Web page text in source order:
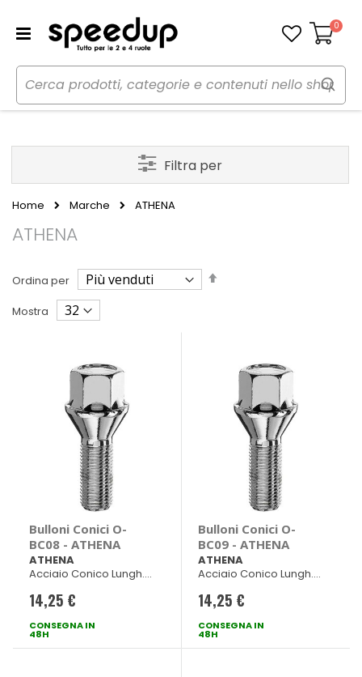
Carrello
0
Home Marche ATHENA
ATHENA
Ordina per
Imposta
Mostra
Bulloni Conici O-
BC08 - ATHENA
ATHENA
Acciaio Conico Lungh.
14,25 €
CONSEGNA IN
48H
Bulloni Conici O-
BC09 - ATHENA
ATHENA
Acciaio Conico Lungh.
14,25 €
CONSEGNA IN
48H
Filtra per